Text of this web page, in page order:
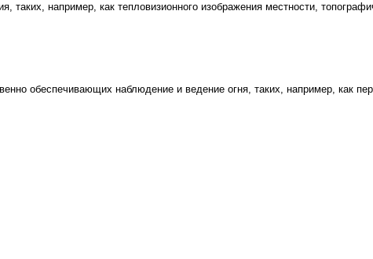
таких, например, как тепловизионного изображения местности,
обеспечивающих наблюдение и ведение огня, таких, например, как